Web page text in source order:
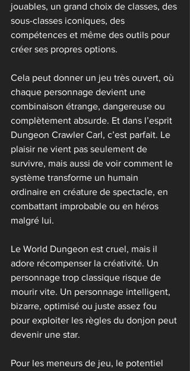
jouables, un grand choix de classes, des
sous-classes iconiques, des
compétences et même des outils pour
créer ses propres options.
Cela peut donner un jeu très ouvert, où
chaque personnage devient une
combinaison étrange, dangereuse ou
complètement absurde. Et dans l’esprit
Dungeon Crawler Carl, c’est parfait. Le
plaisir ne vient pas seulement de
survivre, mais aussi de voir comment le
système transforme un humain
ordinaire en créature de spectacle, en
combattant improbable ou en héros
malgré lui.
Le World Dungeon est cruel, mais il
adore récompenser la créativité. Un
personnage trop classique risque de
mourir vite. Un personnage intelligent,
bizarre, optimisé ou juste assez fou
pour exploiter les règles du donjon peut
devenir une star.
Pour les meneurs de jeu, le potentiel